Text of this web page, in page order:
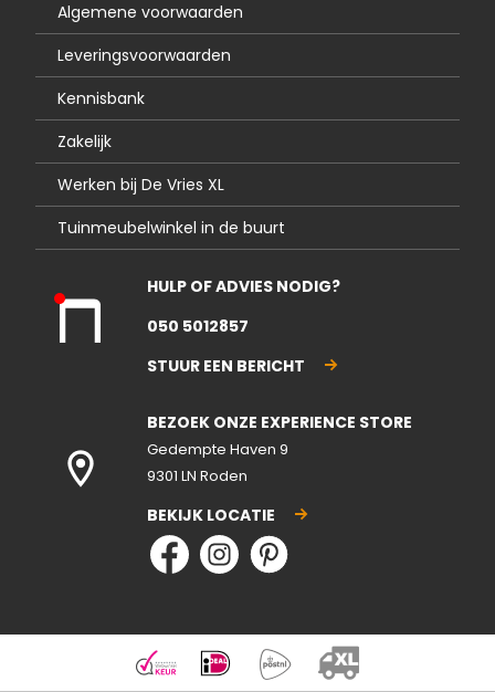
Algemene voorwaarden
Leveringsvoorwaarden
Kennisbank
Zakelijk
Werken bij De Vries XL
Tuinmeubelwinkel in de buurt
nte
ote
n
HULP OF ADVIES NODIG?
050 5012857
STUUR EEN BERICHT
BEZOEK ONZE EXPERIENCE STORE
Gedempte Haven 9
9301 LN Roden
BEKIJK LOCATIE